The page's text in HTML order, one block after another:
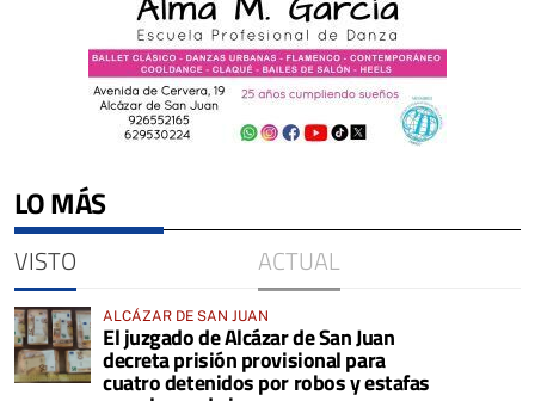
LO MÁS
VISTO ACTUAL
ALCÁZAR DE SAN JUAN
El juzgado de Alcázar de San Juan
decreta prisión provisional para
cuatro detenidos por robos y estafas